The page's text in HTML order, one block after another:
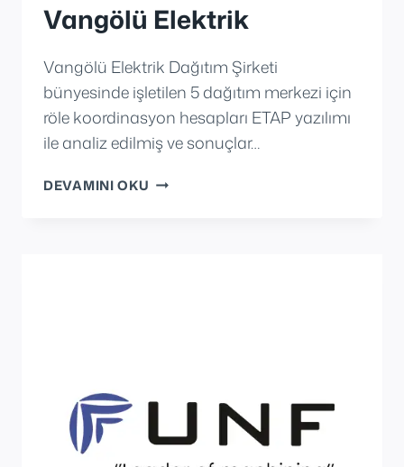
Vangölü Elektrik
Vangölü Elektrik Dağıtım Şirketi
bünyesinde işletilen 5 dağıtım merkezi için
röle koordinasyon hesapları ETAP yazılımı
ile analiz edilmiş ve sonuçlar…
DEVAMINI OKU VANGÖLÜ